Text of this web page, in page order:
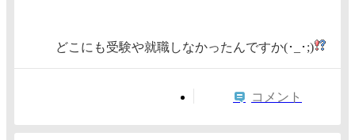
どこにも受験や就職しなかったんですか(･_･;)
コメント